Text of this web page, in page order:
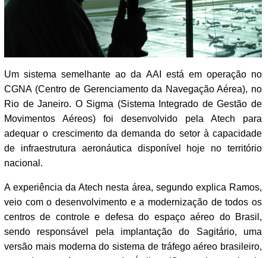
Um sistema semelhante ao da AAI está em operação no
CGNA (Centro de Gerenciamento da Navegação Aérea), no
Rio de Janeiro. O Sigma (Sistema Integrado de Gestão de
Movimentos Aéreos) foi desenvolvido pela Atech para
adequar o crescimento da demanda do setor à capacidade
de infraestrutura aeronáutica disponível hoje no território
nacional.
A experiência da Atech nesta área, segundo explica Ramos,
veio com o desenvolvimento e a modernização de todos os
centros de controle e defesa do espaço aéreo do Brasil,
sendo responsável pela implantação do Sagitário, uma
versão mais moderna do sistema de tráfego aéreo brasileiro,